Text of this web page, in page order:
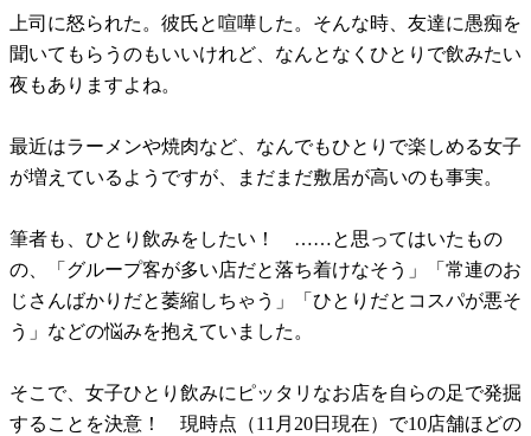
上司に怒られた。彼氏と喧嘩した。そんな時、友達に愚痴を
聞いてもらうのもいいけれど、なんとなくひとりで飲みたい
夜もありますよね。
最近はラーメンや焼肉など、なんでもひとりで楽しめる女子
が増えているようですが、まだまだ敷居が高いのも事実。
筆者も、ひとり飲みをしたい！ ……と思ってはいたもの
の、「グループ客が多い店だと落ち着けなそう」「常連のお
じさんばかりだと萎縮しちゃう」「ひとりだとコスパが悪そ
う」などの悩みを抱えていました。
そこで、女子ひとり飲みにピッタリなお店を自らの足で発掘
することを決意！ 現時点（11月20日現在）で10店舗ほどの